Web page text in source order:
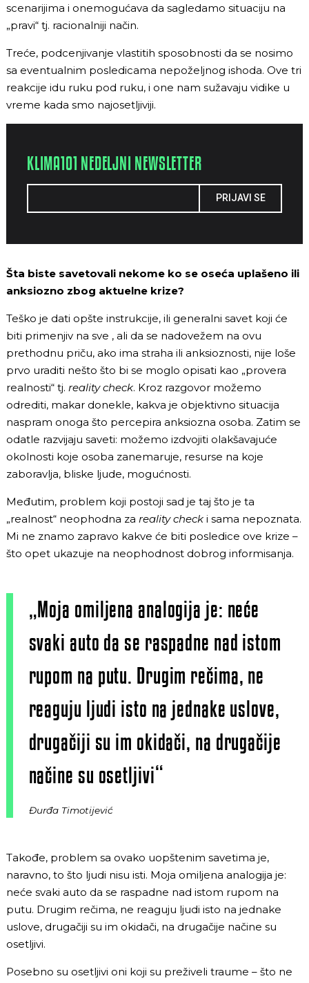
scenarijima i onemogućava da sagledamo situaciju na
„pravi“ tj. racionalniji način.
Treće, podcenjivanje vlastitih sposobnosti da se nosimo
sa eventualnim posledicama nepoželjnog ishoda. Ove tri
reakcije idu ruku pod ruku, i one nam sužavaju vidike u
vreme kada smo najosetljiviji.
KLIMA101 NEDELJNI NEWSLETTER
PRIJAVI SE
Šta biste savetovali nekome ko se oseća uplašeno ili
anksiozno zbog aktuelne krize?
Teško je dati opšte instrukcije, ili generalni savet koji će
biti primenjiv na sve , ali da se nadovežem na ovu
prethodnu priču, ako ima straha ili anksioznosti, nije loše
prvo uraditi nešto što bi se moglo opisati kao „provera
realnosti“ tj. reality check. Kroz razgovor možemo
odrediti, makar donekle, kakva je objektivno situacija
naspram onoga što percepira anksiozna osoba. Zatim se
odatle razvijaju saveti: možemo izdvojiti olakšavajuće
okolnosti koje osoba zanemaruje, resurse na koje
zaboravlja, bliske ljude, mogućnosti.
Međutim, problem koji postoji sad je taj što je ta
„realnost“ neophodna za reality check i sama nepoznata.
Mi ne znamo zapravo kakve će biti posledice ove krize –
što opet ukazuje na neophodnost dobrog informisanja.
„Moja omiljena analogija je: neće
svaki auto da se raspadne nad istom
rupom na putu. Drugim rečima, ne
reaguju ljudi isto na jednake uslove,
drugačiji su im okidači, na drugačije
načine su osetljivi“
Đurđa Timotijević
Takođe, problem sa ovako uopštenim savetima je,
naravno, to što ljudi nisu isti. Moja omiljena analogija je:
neće svaki auto da se raspadne nad istom rupom na
putu. Drugim rečima, ne reaguju ljudi isto na jednake
uslove, drugačiji su im okidači, na drugačije načine su
osetljivi.
Posebno su osetljivi oni koji su preživeli traume – što ne